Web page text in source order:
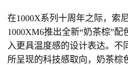
在1000X系列十周年之际，索
1000XM6推出全新“奶茶棕”
入更具温度感的设计表达。不
所呈现的科技感取向，奶茶棕